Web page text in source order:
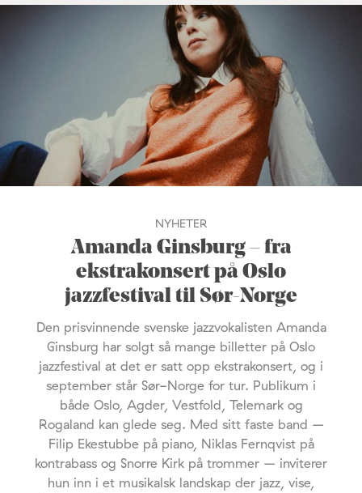
NYHETER
Amanda Ginsburg – fra
ekstrakonsert på Oslo
jazzfestival til Sør-Norge
Den prisvinnende svenske jazzvokalisten Amanda
Ginsburg har solgt så mange billetter på Oslo
jazzfestival at det er satt opp ekstrakonsert, og i
september står Sør-Norge for tur. Publikum i
både Oslo, Agder, Vestfold, Telemark og
Rogaland kan glede seg. Med sitt faste band –
Filip Ekestubbe på piano, Niklas Fernqvist på
kontrabass og Snorre Kirk på trommer – inviterer
hun inn i et musikalsk landskap der jazz, vise,